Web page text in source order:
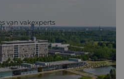
van vakexperts
vragen direct van onze
en live demo’s
fun met collega-professionals